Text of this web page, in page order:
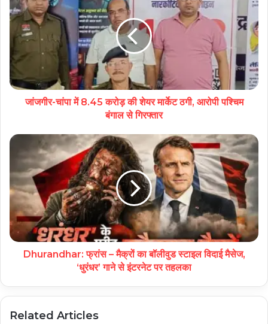
जांजगीर-चांपा में 8.45 करोड़ की शेयर मार्केट ठगी, आरोपी पश्चिम
बंगाल से गिरफ्तार
Dhurandhar: फ्रांस – मैक्रों का बॉलीवुड स्टाइल विदाई मैसेज,
‘धुरंधर’ गाने से इंटरनेट पर तहलका
Related Articles